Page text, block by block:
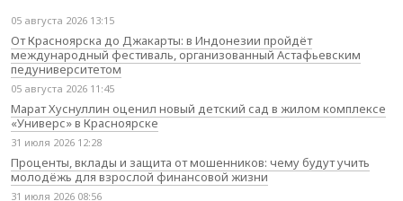
05 августа 2026 13:15
От Красноярска до Джакарты: в Индонезии пройдёт
международный фестиваль, организованный Астафьевским
педуниверситетом
05 августа 2026 11:45
Марат Хуснуллин оценил новый детский сад в жилом комплексе
«Универс» в Красноярске
31 июля 2026 12:28
Проценты, вклады и защита от мошенников: чему будут учить
молодёжь для взрослой финансовой жизни
31 июля 2026 08:56